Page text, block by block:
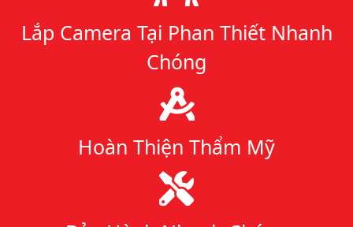
Lắp Camera Tại Phan Thiết Nhanh
Chóng
Hoàn Thiện Thẩm Mỹ